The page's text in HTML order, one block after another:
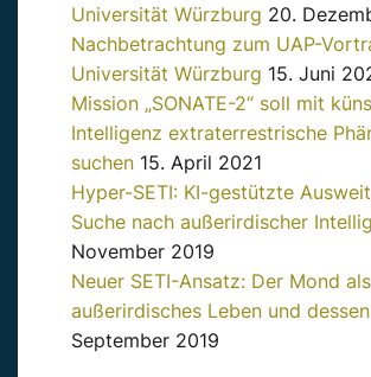
Universität Würzburg 20.
Nachbetrachtung zum UAP-
Universität Würzburg 15. Juni
Mission „SONATE-2“ soll mit
Intelligenz extraterrestrische
suchen 15. April 2021
Hyper-SETI: KI-gestützte
Suche nach außerirdischer
November 2019
Neuer SETI-Ansatz: Der Mond
außerirdisches Leben und
September 2019